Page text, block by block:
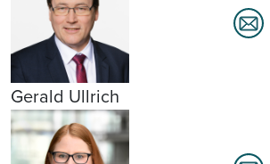
Gerald Ullrich